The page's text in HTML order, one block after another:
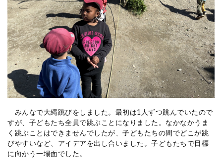
みんなで大縄跳びをしました。最初は1人ずつ跳んでいたので
すが、子どもたち全員で跳ぶことになりました。なかなかうま
く跳ぶことはできませんでしたが、子どもたちの間でどこが跳
びやすいなど、アイデアを出し合いました。子どもたちで目標
に向かう一場面でした。